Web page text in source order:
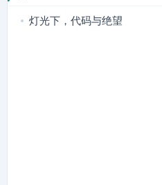
灯光下，代码与绝望